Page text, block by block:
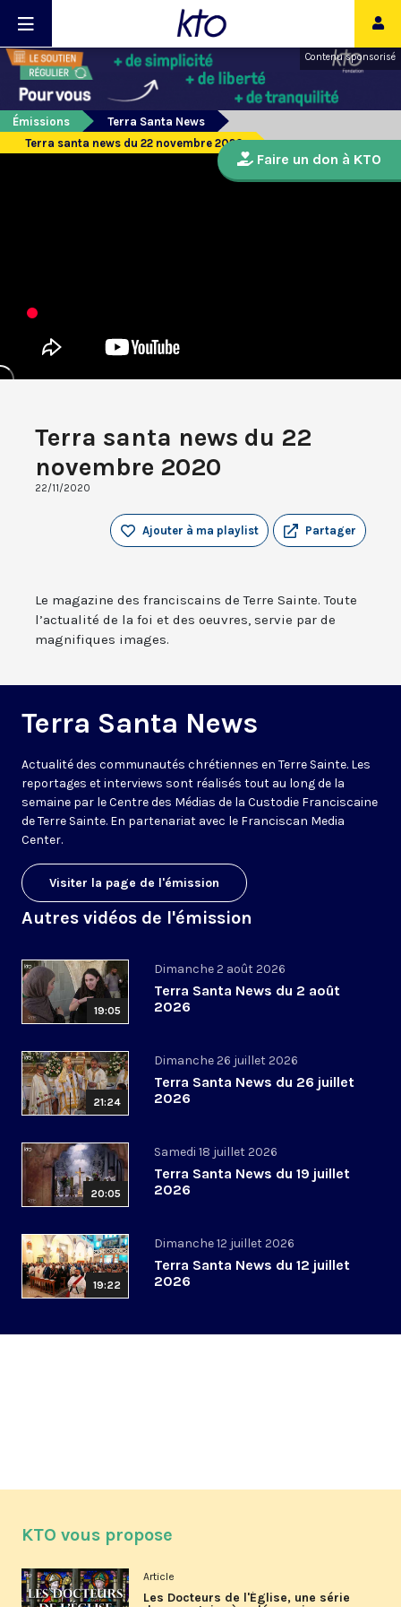
Contenu sponsorisé
Émissions
Terra Santa News
Terra santa news du 22 novembre 2020
Terra santa news du 22
novembre 2020
22/11/2020
Partager
Ajouter à ma playlist
Le magazine des franciscains de Terre Sainte. Toute
l’actualité de la foi et des oeuvres, servie par de
magnifiques images.
Terra Santa News
Actualité des communautés chrétiennes en Terre Sainte. Les
reportages et interviews sont réalisés tout au long de la
semaine par le Centre des Médias de la Custodie Franciscaine
de Terre Sainte. En partenariat avec le Franciscan Media
Center.
Visiter la page de l'émission
Autres vidéos de l'émission
19:05
Dimanche 2 août 2026
Terra Santa News du 2 août
2026
21:24
Dimanche 26 juillet 2026
Terra Santa News du 26 juillet
2026
20:05
Samedi 18 juillet 2026
Terra Santa News du 19 juillet
2026
19:22
Dimanche 12 juillet 2026
Terra Santa News du 12 juillet
2026
Faire un don à KTO
KTO vous propose
Article
Les Docteurs de l'Église, une série